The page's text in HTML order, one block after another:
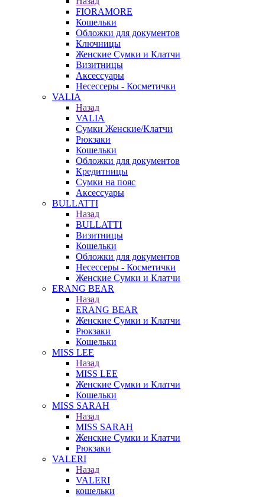
FIORAMORE
Кошельки
Обложки для документов
Ключницы
Женские Сумки и Клатчи
Визитницы
Аксессуары
Несессеры - Косметички
VALIA
Назад
VALIA
Сумки Женские/Клатчи
Рюкзаки
Кошельки
Обложки для документов
Кредитницы
Сумки на пояс
Аксессуары
BULLATTI
Назад
BULLATTI
Визитницы
Кошельки
Обложки для документов
Несессеры - Косметички
Женские Сумки и Клатчи
ERANG BEAR
Назад
ERANG BEAR
Женские Сумки и Клатчи
Рюкзаки
Кошельки
MISS LEE
Назад
MISS LEE
Женские Сумки и Клатчи
Кошельки
MISS SARAH
Назад
MISS SARAH
Женские Сумки и Клатчи
Рюкзаки
VALERI
Назад
VALERI
кошельки